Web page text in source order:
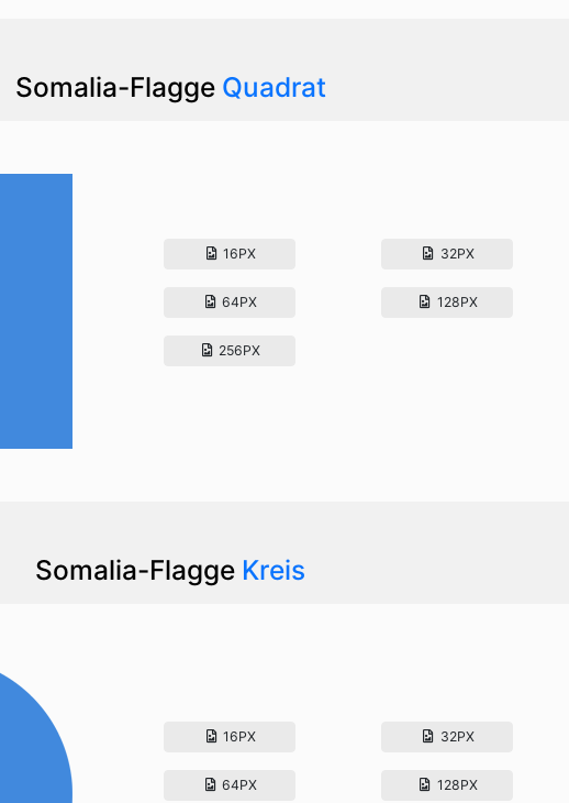
Somalia-Flagge Quadrat
16PX 32PX
64PX 128PX
256PX
Somalia-Flagge Kreis
16PX 32PX
64PX 128PX